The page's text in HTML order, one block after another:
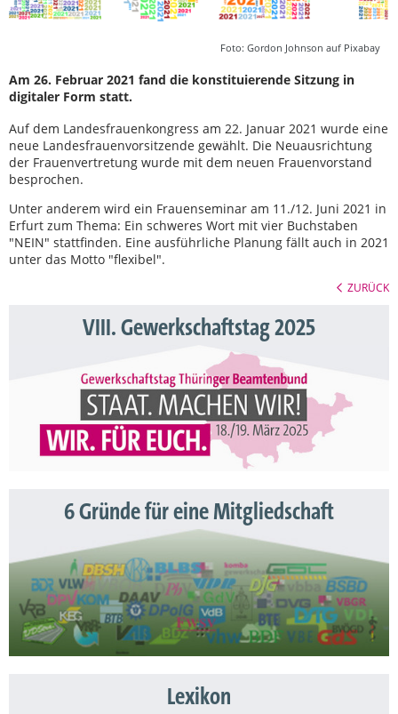
Foto: Gordon Johnson auf Pixabay
Am 26. Februar 2021 fand die konstituierende Sitzung in
digitaler Form statt.
Auf dem Landesfrauenkongress am 22. Januar 2021 wurde eine
neue Landesfrauenvorsitzende gewählt. Die Neuausrichtung
der Frauenvertretung wurde mit dem neuen Frauenvorstand
besprochen.
Unter anderem wird ein Frauenseminar am 11./12. Juni 2021 in
Erfurt zum Thema: Ein schweres Wort mit vier Buchstaben
"NEIN" stattfinden. Eine ausführliche Planung fällt auch in 2021
unter das Motto "flexibel".
ZURÜCK
VIII. Gewerkschaftstag 2025
6 Gründe für eine Mitgliedschaft
Lexikon